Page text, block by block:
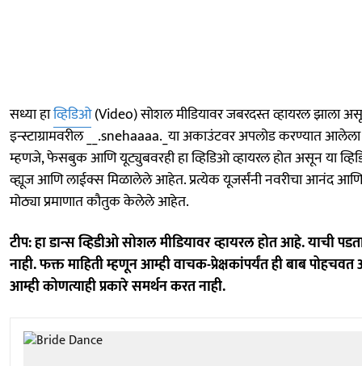
सध्या हाव्हिडिओ(Video) सोशल मीडियावर जबरदस्त व्हायरल झाला
इन्स्टाग्रामवरील __.snehaaaa._या अकाउंटवर अपलोड करण्यात
म्हणजे, फेसबुक आणि यूट्युबवरही हा व्हिडिओ व्हायरल होत असून या
व्ह्यूज आणि लाईक्स मिळालेले आहेत. प्रत्येक यूजर्संनी नवरीचा आनंद आणि
मोठ्या प्रमाणात कौतुक केलेले आहेत.
टीप: हा डान्स व्हिडीओ सोशल मीडियावर व्हायरल होत आहे. याची
नाही. फक्त माहिती म्हणून आम्ही वाचक-प्रेक्षकांपर्यंत ही बाब
आम्ही कोणत्याही प्रकारे समर्थन करत नाही.